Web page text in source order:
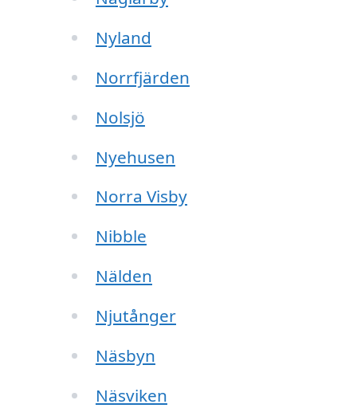
Nyland
Norrfjärden
Nolsjö
Nyehusen
Norra Visby
Nibble
Nälden
Njutånger
Näsbyn
Näsviken